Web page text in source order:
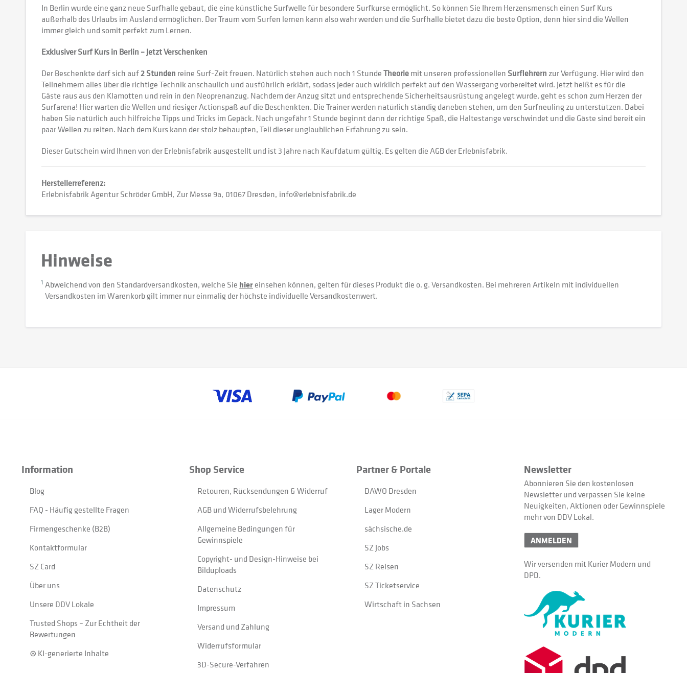
In Berlin wurde eine ganz neue Surfhalle gebaut, die eine künstliche Surfwelle für besondere Surfkurse ermöglicht. So können Sie Ihrem Herzensmensch einen Surf Kurs
außerhalb des Urlaubs im Ausland ermöglichen. Der Traum vom Surfen lernen kann also wahr werden und die Surfhalle bietet dazu die beste Option, denn hier sind die Wellen
immer gleich und somit perfekt zum Lernen.
Exklusiver Surf Kurs in Berlin – Jetzt Verschenken
Der Beschenkte darf sich auf2 Stunden reine Surf-Zeit freuen. Natürlich stehen auch noch 1 StundeTheoriemit unseren professionellen Surflehrern zur Verfügung. Hier wird den
Teilnehmern alles über die richtige Technik anschaulich und ausführlich erklärt, sodass jeder auch wirklich perfekt auf den Wassergang vorbereitet wird. Jetzt heißt es für die
Gäste raus aus den Klamotten und rein in den Neoprenanzug. Nachdem der Anzug sitzt und entsprechende Sicherheitsausrüstung angelegt wurde, geht es schon zum Herzen der
Surfarena! Hier warten die Wellen und riesiger Actionspaß auf die Beschenkten. Die Trainer werden natürlich ständig daneben stehen, um den Surfneuling zu unterstützen. Dabei
haben Sie natürlich auch hilfreiche Tipps und Tricks im Gepäck. Nach ungefähr 1 Stunde beginnt dann der richtige Spaß, die Haltestange verschwindet und die Gäste sind bereit ein
paar Wellen zu reiten. Nach dem Kurs kann der stolz behaupten, Teil dieser unglaublichen Erfahrung zu sein.
Dieser Gutschein wird Ihnen von der Erlebnisfabrik ausgestellt und ist 3 Jahre nach Kaufdatum gültig. Es gelten die AGB der Erlebnisfabrik.
Herstellerreferenz:
Erlebnisfabrik Agentur Schröder GmbH Zur Messe 9a 01067 Dresden info@erlebnisfabrik.de
Hinweise
1 Abweichend von den Standardversandkosten, welche Sie hiereinsehen können, gelten für dieses Produkt die o. g. Versandkosten. Bei mehreren Artikeln mit individuellen
Versandkosten im Warenkorb gilt immer nur einmalig der höchste individuelle Versandkostenwert.
Information
Blog
FAQ - Häufig gestellte Fragen
Firmengeschenke (B2B)
Kontaktformular
SZ Card
Über uns
Unsere DDV Lokale
Trusted Shops – Zur Echtheit der
Bewertungen
⊛ KI-generierte Inhalte
Shop Service
Retouren, Rücksendungen & Widerruf
AGB und Widerrufsbelehrung
Allgemeine Bedingungen für
Gewinnspiele
Copyright- und Design-Hinweise bei
Bilduploads
Datenschutz
Impressum
Versand und Zahlung
Widerrufsformular
3D-Secure-Verfahren
Partner & Portale
DAWO Dresden
Lager Modern
sächsische.de
SZ Jobs
SZ Reisen
SZ Ticketservice
Wirtschaft in Sachsen
Newsletter
Abonnieren Sie den kostenlosen
Newsletter und verpassen Sie keine
Neuigkeiten, Aktionen oder Gewinnspiele
mehr von DDV Lokal.
ANMELDEN
Wir versenden mit Kurier Modern und
DPD.